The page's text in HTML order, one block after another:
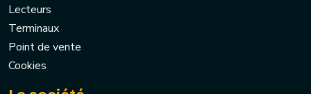
Lecteurs
Terminaux
Point de vente
Cookies